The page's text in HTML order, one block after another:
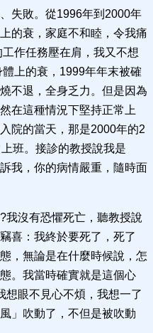
失敗。從1996年到2000年
的衰，家庭不和睦，令我痛
作任務壓在肩，我又不想
上的衰，1999年年末被確
不退，全身乏力。但是因為
在這種情況下堅持正常上
院的當天，那是2000年的2
班。接診的教授說我是
我，你的病情嚴重，隨時面
我沒有恐懼死亡，聽教授說
喜：我終於要死了，死了
，無論是在什麼時候說，怎
。我當時確實就是這個心
想眼不見心不煩，我想一了
」吹動了，不但是被吹動